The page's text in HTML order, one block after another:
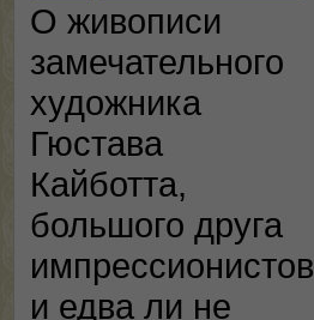
О живописи
замечательного
художника
Гюстава
Кайботта,
большого друга
импрессионистов
и едва ли не